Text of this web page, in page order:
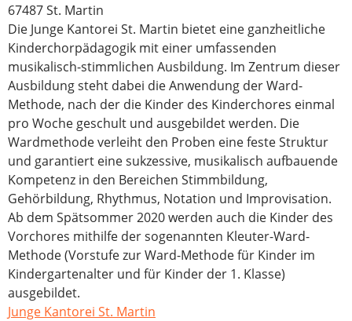
67487 St. Martin
Die Junge Kantorei St. Martin bietet eine ganzheitliche
Kinderchorpädagogik mit einer umfassenden
musikalisch-stimmlichen Ausbildung. Im Zentrum dieser
Ausbildung steht dabei die Anwendung der Ward-
Methode, nach der die Kinder des Kinderchores einmal
pro Woche geschult und ausgebildet werden. Die
Wardmethode verleiht den Proben eine feste Struktur
und garantiert eine sukzessive, musikalisch aufbauende
Kompetenz in den Bereichen Stimmbildung,
Gehörbildung, Rhythmus, Notation und Improvisation.
Ab dem Spätsommer 2020 werden auch die Kinder des
Vorchores mithilfe der sogenannten Kleuter-Ward-
Methode (Vorstufe zur Ward-Methode für Kinder im
Kindergartenalter und für Kinder der 1. Klasse)
ausgebildet.
Junge Kantorei St. Martin